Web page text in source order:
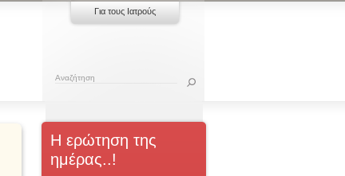
Για τους Ιατρούς
Η ερώτηση της
ημέρας..!